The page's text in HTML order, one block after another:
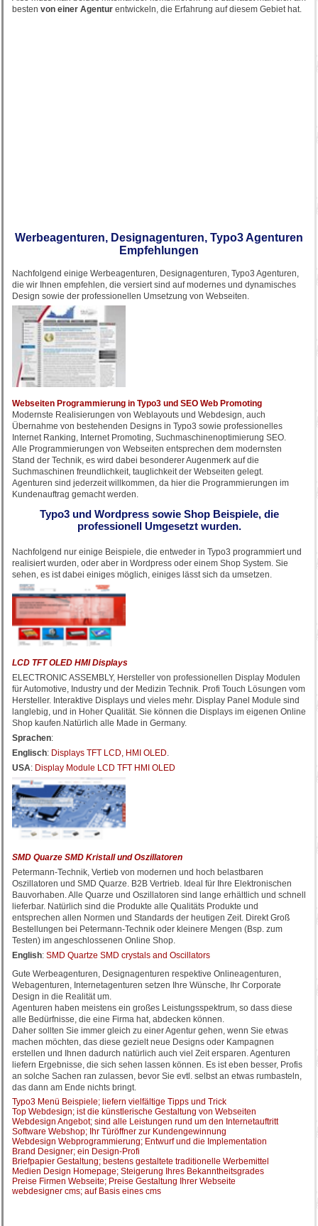
besten von einer Agentur entwickeln, die Erfahrung auf diesem Gebiet hat.
Werbeagenturen, Designagenturen, Typo3 Agenturen
Empfehlungen
Nachfolgend einige Werbeagenturen, Designagenturen, Typo3 Agenturen,
die wir Ihnen empfehlen, die versiert sind auf modernes und dynamisches
Design sowie der professionellen Umsetzung von Webseiten.
Webseiten Programmierung in Typo3 und SEO Web Promoting
Modernste Realisierungen von Weblayouts und Webdesign, auch
Übernahme von bestehenden Designs in Typo3 sowie professionelles
Internet Ranking, Internet Promoting, Suchmaschinenoptimierung SEO.
Alle Programmierungen von Webseiten entsprechen dem modernsten
Stand der Technik, es wird dabei besonderer Augenmerk auf die
Suchmaschinen freundlichkeit, tauglichkeit der Webseiten gelegt.
Agenturen sind jederzeit willkommen, da hier die Programmierungen im
Kundenauftrag gemacht werden.
Typo3 und Wordpress sowie Shop Beispiele, die
professionell Umgesetzt wurden.
Nachfolgend nur einige Beispiele, die entweder in Typo3 programmiert und
realisiert wurden, oder aber in Wordpress oder einem Shop System. Sie
sehen, es ist dabei einiges möglich, einiges lässt sich da umsetzen.
LCD TFT OLED HMI Displays
ELECTRONIC ASSEMBLY, Hersteller von professionellen Display Modulen
für Automotive, Industry und der Medizin Technik. Profi Touch Lösungen vom
Hersteller. Interaktive Displays und vieles mehr. Display Panel Module sind
langlebig, und in Hoher Qualität. Sie können die Displays im eigenen Online
Shop kaufen.Natürlich alle Made in Germany.
Sprachen:
Englisch: Displays TFT LCD, HMI OLED.
USA: Display Module LCD TFT HMI OLED
SMD Quarze SMD Kristall und Oszillatoren
Petermann-Technik, Vertieb von modernen und hoch belastbaren
Oszillatoren und SMD Quarze. B2B Vertrieb. Ideal für Ihre Elektronischen
Bauvorhaben. Alle Quarze und Oszillatoren sind lange erhältlich und schnell
lieferbar. Natürlich sind die Produkte alle Qualitäts Produkte und
entsprechen allen Normen und Standards der heutigen Zeit. Direkt Groß
Bestellungen bei Petermann-Technik oder kleinere Mengen (Bsp. zum
Testen) im angeschlossenen Online Shop.
English: SMD Quartze SMD crystals and Oscillators
Gute Werbeagenturen, Designagenturen respektive Onlineagenturen,
Webagenturen, Internetagenturen setzen Ihre Wünsche, Ihr Corporate
Design in die Realität um.
Agenturen haben meistens ein großes Leistungsspektrum, so dass diese
alle Bedürfnisse, die eine Firma hat, abdecken können.
Daher sollten Sie immer gleich zu einer Agentur gehen, wenn Sie etwas
machen möchten, das diese gezielt neue Designs oder Kampagnen
erstellen und Ihnen dadurch natürlich auch viel Zeit ersparen. Agenturen
liefern Ergebnisse, die sich sehen lassen können. Es ist eben besser, Profis
an solche Sachen ran zulassen, bevor Sie evtl. selbst an etwas rumbasteln,
das dann am Ende nichts bringt.
Typo3 Menü Beispiele; liefern vielfältige Tipps und Trick
Top Webdesign; ist die künstlerische Gestaltung von Webseiten
Webdesign Angebot; sind alle Leistungen rund um den Internetauftritt
Software Webshop; Ihr Türöffner zur Kundengewinnung
Webdesign Webprogrammierung; Entwurf und die Implementation
Brand Designer; ein Design-Profi
Briefpapier Gestaltung; bestens gestaltete traditionelle Werbemittel
Medien Design Homepage; Steigerung Ihres Bekanntheitsgrades
Preise Firmen Webseite; Preise Gestaltung Ihrer Webseite
webdesigner cms; auf Basis eines cms